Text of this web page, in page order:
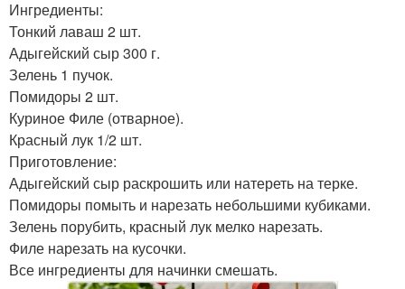
Ингредиенты:
Тонкий лаваш 2 шт.
Адыгейский сыр 300 г.
Зелень 1 пучок.
Помидоры 2 шт.
Куриное Филе (отварное).
Красный лук 1/2 шт.
Приготовление:
Адыгейский сыр раскрошить или натереть на терке.
Помидоры помыть и нарезать небольшими кубиками.
Зелень порубить, красный лук мелко нарезать.
Филе нарезать на кусочки.
Все ингредиенты для начинки смешать.